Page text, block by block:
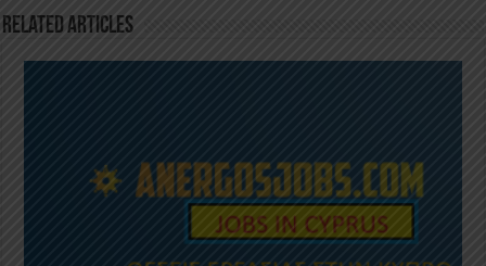
k
Related Articles